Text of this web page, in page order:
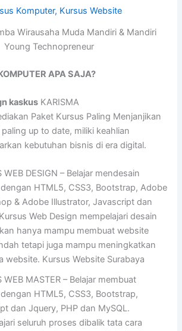
Wirausaha Muda Mandiri & Mandiri
Young Technopreneur
APA SAJA?
kaskus KARISMA
Paket Kursus Paling Menjanjikan
up to date, miliki keahlian
kebutuhan bisnis di era digital.
WEB DESIGN – Belajar mendesain
HTML5, CSS3, Bootstrap, Adobe
& Adobe Illustrator, Javascript dan
Web Design mempelajari desain
hanya mampu membuat website
tetapi juga mampu meningkatkan
website. Kursus Website Surabaya
WEB MASTER – Belajar membuat
HTML5, CSS3, Bootstrap,
dan Jquery, PHP dan MySQL.
seluruh proses dibalik tata cara